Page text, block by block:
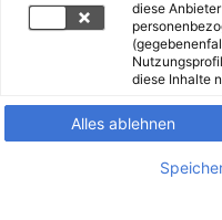
diese
diese Inhalte
Alles ablehnen